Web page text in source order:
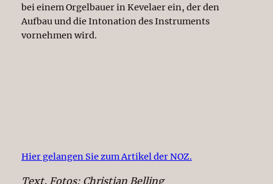
bei einem Orgelbauer in Kevelaer ein, der den
Aufbau und die Intonation des Instruments
vornehmen wird.
Hier gelangen Sie zum Artikel der NOZ.
Text, Fotos: Christian Belling